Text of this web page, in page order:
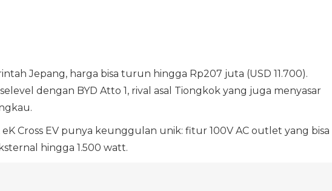
Jepang, harga bisa turun hingga Rp207 juta (USD 11.700).
dengan BYD Atto 1, rival asal Tiongkok yang juga menyasar
Cross EV punya keunggulan unik: fitur 100V AC outlet yang bisa
hingga 1.500 watt.